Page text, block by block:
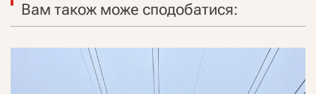
Вам також може сподобатися: